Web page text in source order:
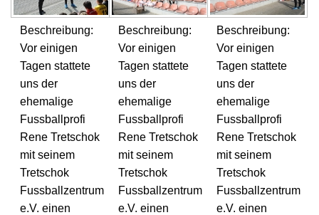
Beschreibung:
Vor einigen
Tagen stattete
uns der
ehemalige
Fussballprofi
Rene Tretschok
mit seinem
Tretschok
Fussballzentrum
e.V. einen
Beschreibung:
Vor einigen
Tagen stattete
uns der
ehemalige
Fussballprofi
Rene Tretschok
mit seinem
Tretschok
Fussballzentrum
e.V. einen
Beschreibung:
Vor einigen
Tagen stattete
uns der
ehemalige
Fussballprofi
Rene Tretschok
mit seinem
Tretschok
Fussballzentrum
e.V. einen